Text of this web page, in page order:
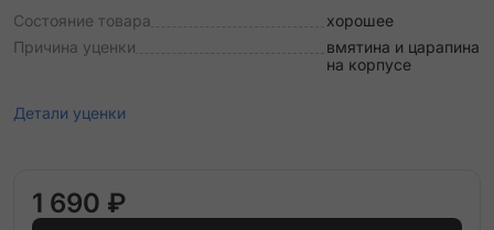
Состояние товара
хорошее
Причина уценки
вмятина и царапина
на корпусе
Детали уценки
1 690 ₽